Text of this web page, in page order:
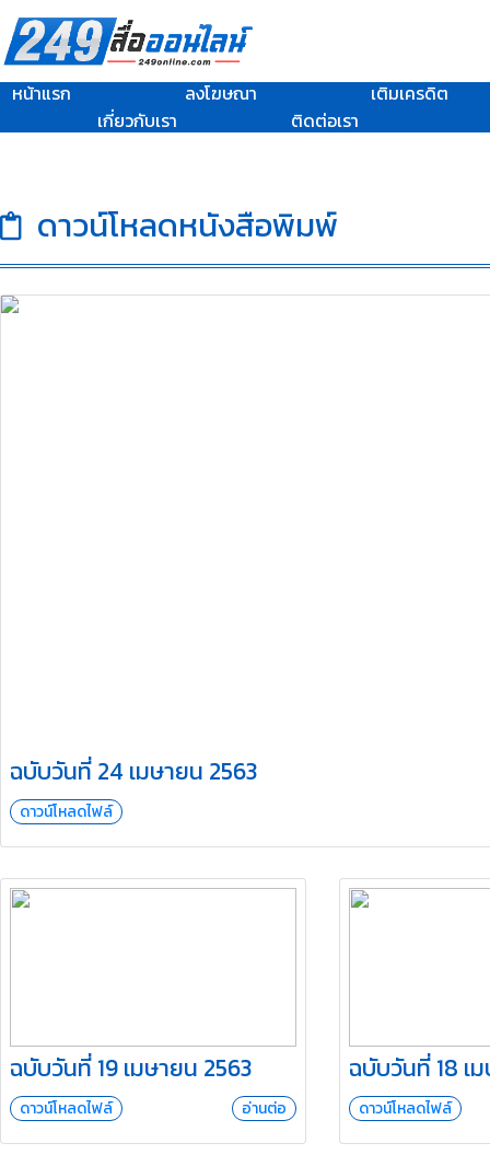
หน้าแรก ลงโฆษณา
เติมเครดิต
เกี่ยวกับเรา
ติดต่อเรา
ดาวน์โหลดหนังสือพิมพ์
ฉบับวันที่ 24 เมษายน 2563
ดาวน์โหลดไฟล์
ฉบับวันที่ 19 เมษายน 2563
ดาวน์โหลดไฟล์ อ่านต่อ
ฉบับวันที่ 18 เ
ดาวน์โหลดไฟล์